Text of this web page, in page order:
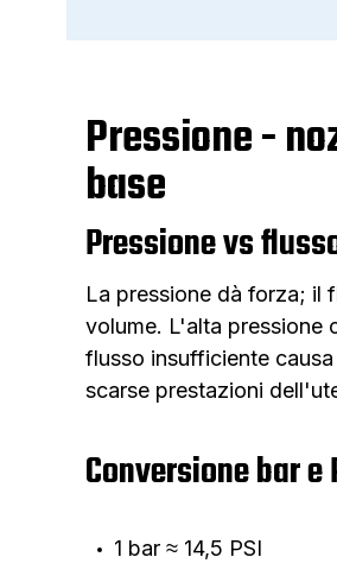
Pressione -
base
Pressione vs
La pressione dà forza; il
volume. L'alta pressione
flusso insufficiente
scarse prestazioni
Conversione bar e
1 bar ≈ 14,5 PSI